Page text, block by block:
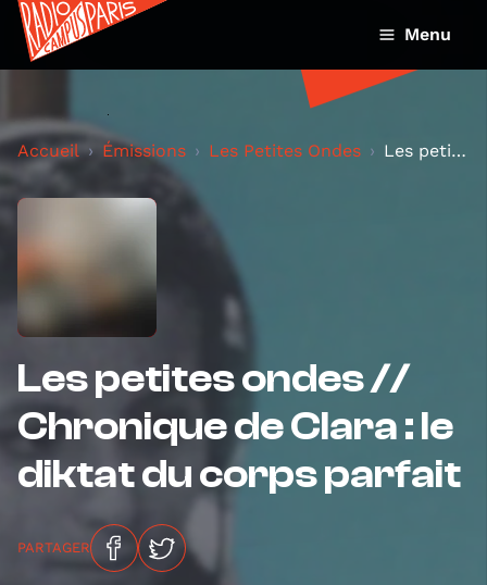
Menu
Accueil Émissions Les Petites Ondes Les petites ondes // Chronique de Clara : le dikta...
Les petites ondes //
Chronique de Clara : le
diktat du corps parfait
PARTAGER